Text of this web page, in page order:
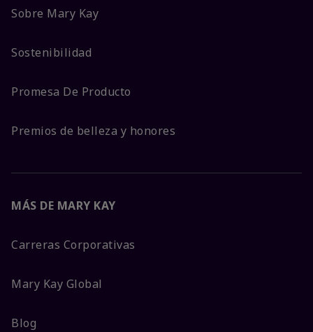
Sobre Mary Kay
Sostenibilidad
Promesa De Producto
Premios de belleza y honores
MÁS DE MARY KAY
Carreras Corporativas
Mary Kay Global
Blog